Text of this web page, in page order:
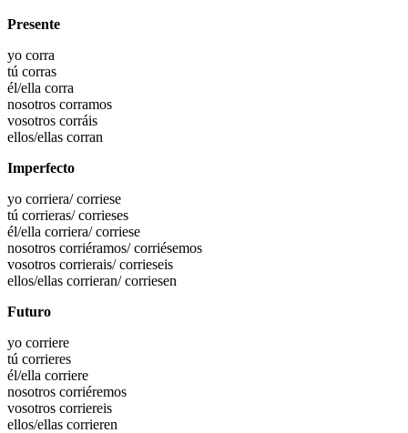
Presente
yo corra
tú corras
él/ella corra
nosotros corramos
vosotros corráis
ellos/ellas corran
Imperfecto
yo corriera/ corriese
tú corrieras/ corrieses
él/ella corriera/ corriese
nosotros corriéramos/ corriésemos
vosotros corrierais/ corrieseis
ellos/ellas corrieran/ corriesen
Futuro
yo corriere
tú corrieres
él/ella corriere
nosotros corriéremos
vosotros corriereis
ellos/ellas corrieren